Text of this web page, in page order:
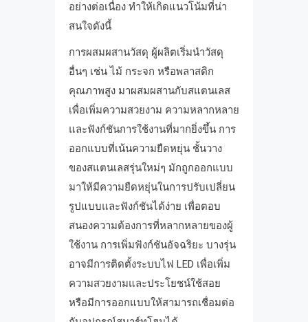
อย่างต่อเนื่อง ทำให้เกิดแนวโน้มที่น่า
สนใจดังนี้
การผสมผสานวัสดุ ผู้ผลิตเริ่มนำวัสดุ
อื่นๆ เช่น ไม้ กระจก หรือพลาสติก
คุณภาพสูง มาผสมผสานกับสแตนเลส
เพื่อเพิ่มความสวยงาม ความหลากหลาย
และฟังก์ชันการใช้งานที่มากยิ่งขึ้น การ
ออกแบบที่เน้นความยืดหยุ่น ชั้นวาง
ของสแตนเลสรุ่นใหม่ๆ มักถูกออกแบบ
มาให้มีความยืดหยุ่นในการปรับเปลี่ยน
รูปแบบและฟังก์ชันได้ง่าย เพื่อตอบ
สนองความต้องการที่หลากหลายของผู้
ใช้งาน การเพิ่มฟังก์ชันอัจฉริยะ บางรุ่น
อาจมีการติดตั้งระบบไฟ LED เพื่อเพิ่ม
ความสวยงามและประโยชน์ใช้สอย
หรือมีการออกแบบให้สามารถเชื่อมต่อ